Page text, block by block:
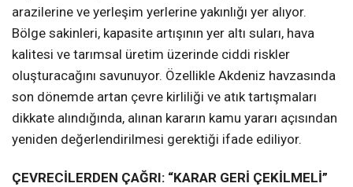
arazilerine ve yerleşim yerlerine yakınlığı yer alıyor.
Bölge sakinleri, kapasite artışının yer altı suları, hava
kalitesi ve tarımsal üretim üzerinde ciddi riskler
oluşturacağını savunuyor. Özellikle Akdeniz havzasında
son dönemde artan çevre kirliliği ve atık tartışmaları
dikkate alındığında, alınan kararın kamu yararı açısından
yeniden değerlendirilmesi gerektiği ifade ediliyor.
ÇEVRECİLERDEN ÇAĞRI: “KARAR GERİ ÇEKİLMELİ”